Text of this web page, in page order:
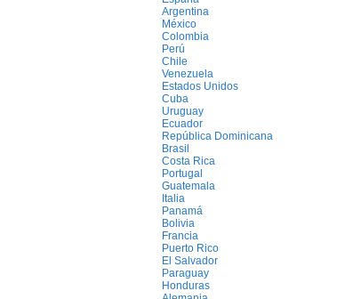
Argentina
México
Colombia
Perú
Chile
Venezuela
Estados Unidos
Cuba
Uruguay
Ecuador
República Dominicana
Brasil
Costa Rica
Portugal
Guatemala
Italia
Panamá
Bolivia
Francia
Puerto Rico
El Salvador
Paraguay
Honduras